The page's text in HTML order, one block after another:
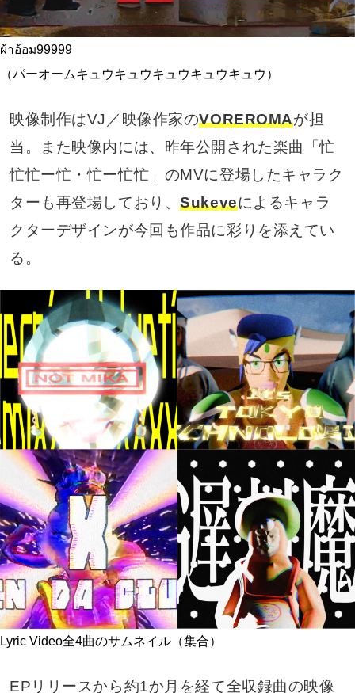
ผ้าอ้อม99999
（パーオームキュウキュウキュウキュウキュウ）
映像制作はVJ／映像作家のVOREROMAが担
当。また映像内には、昨年公開された楽曲「忙
忙忙ー忙・忙ー忙忙」のMVに登場したキャラク
ターも再登場しており、Sukeveによるキャラ
クターデザインが今回も作品に彩りを添えてい
る。
Lyric Video全4曲のサムネイル（集合）
EPリリースから約1か月を経て全収録曲の映像